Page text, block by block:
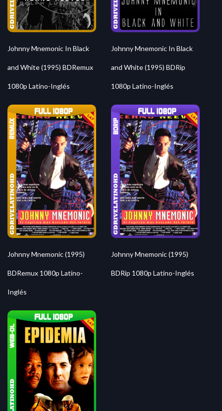
Johnny Mnemonic In Black
and White (1995) BDRemux
1080p Latino-Inglés
Johnny Mnemonic In Black
and White (1995) BDRip
1080p Latino-Inglés
Johnny Mnemonic (1995)
BDRemux 1080p Latino-
Inglés
Johnny Mnemonic (1995)
BDRip 1080p Latino-Inglés